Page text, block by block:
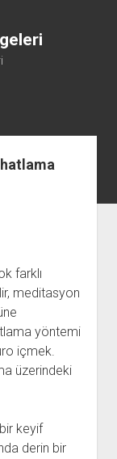
farklı
meditasyon
yöntemi
içmek.
üzerindeki
keyif
derin bir